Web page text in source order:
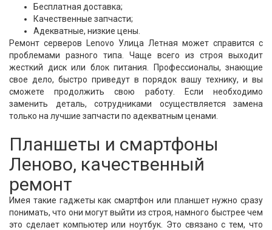
Бесплатная доставка;
Качественные запчасти;
Адекватные, низкие цены.
Ремонт серверов Lenovo Улица Летная может справится с
проблемами разного типа. Чаще всего из строя выходит
жесткий диск или блок питания. Профессионалы, знающие
свое дело, быстро приведут в порядок вашу технику, и вы
сможете продолжить свою работу. Если необходимо
заменить деталь, сотрудниками осуществляется замена
только на лучшие запчасти по адекватным ценами.
Планшеты и смартфоны
Леново, качественный
ремонт
Имея такие гаджеты как смартфон или планшет нужно сразу
понимать, что они могут выйти из строя, намного быстрее чем
это сделает компьютер или ноутбук. Это связано с тем, что